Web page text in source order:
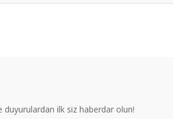
hatalar bulunuyor.
diğer sitelerden daha pahalı.
duyurulardan ilk siz haberdar olun!